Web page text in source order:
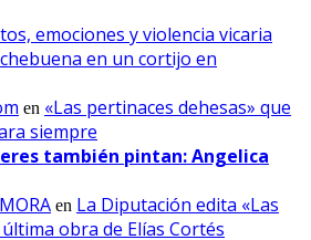
emociones y violencia vicaria
en un cortijo en
en «Las pertinaces dehesas» que
siempre
también pintan: Angelica
en La Diputación edita «Las
obra de Elías Cortés